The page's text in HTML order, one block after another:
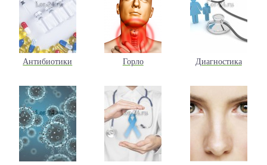
Антибиотики Горло Диагностика